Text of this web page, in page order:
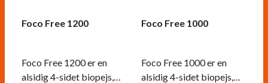
Foco Free 1200
Foco Free 1200 er en
alsidig 4-sidet biopejs,
Foco Free 1000
Foco Free 1000 er en
alsidig 4-sidet biopejs,